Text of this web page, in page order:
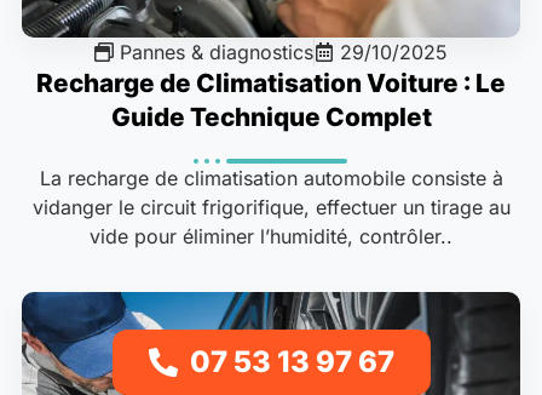
Pannes & diagnostics 29/10/2025
Recharge de Climatisation Voiture : Le
Guide Technique Complet
La recharge de climatisation automobile consiste à
vidanger le circuit frigorifique, effectuer un tirage au
vide pour éliminer l’humidité, contrôler..
07 53 13 97 67